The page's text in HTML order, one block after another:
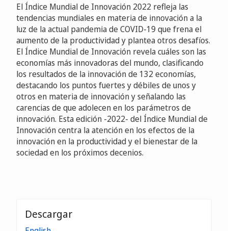
El Índice Mundial de Innovación 2022 refleja las
tendencias mundiales en materia de innovación a la
luz de la actual pandemia de COVID-19 que frena el
aumento de la productividad y plantea otros desafíos.
El Índice Mundial de Innovación revela cuáles son las
economías más innovadoras del mundo, clasificando
los resultados de la innovación de 132 economías,
destacando los puntos fuertes y débiles de unos y
otros en materia de innovación y señalando las
carencias de que adolecen en los parámetros de
innovación. Esta edición -2022- del Índice Mundial de
Innovación centra la atención en los efectos de la
innovación en la productividad y el bienestar de la
sociedad en los próximos decenios.
Descargar